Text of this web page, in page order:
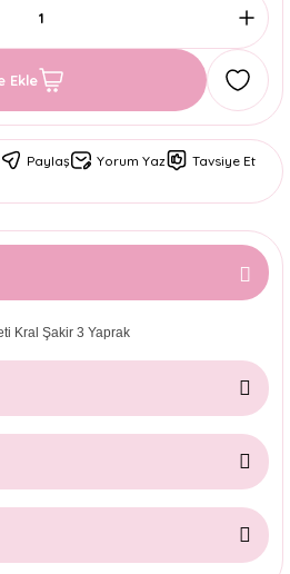
Ekle
Paylaş Yorum Yaz
Tavsiye Et
Kral Şakir 3 Yaprak